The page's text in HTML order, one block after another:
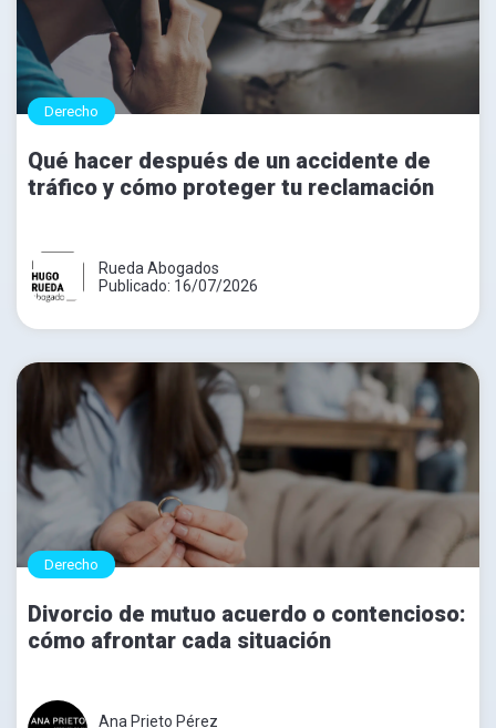
Derecho
Qué hacer después de un accidente de
tráfico y cómo proteger tu reclamación
Rueda Abogados
Publicado: 16/07/2026
Derecho
Divorcio de mutuo acuerdo o contencioso:
cómo afrontar cada situación
Ana Prieto Pérez